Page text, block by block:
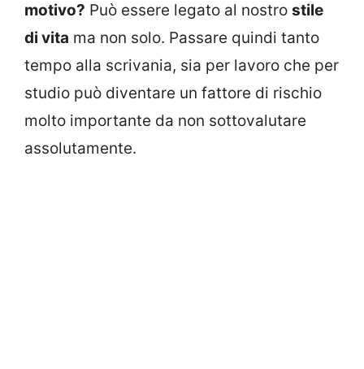
motivo? Può essere legato al nostro stile
di vita ma non solo. Passare quindi tanto
tempo alla scrivania, sia per lavoro che per
studio può diventare un fattore di rischio
molto importante da non sottovalutare
assolutamente.